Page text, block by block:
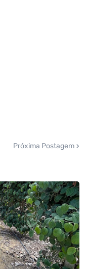
Próxima Postagem